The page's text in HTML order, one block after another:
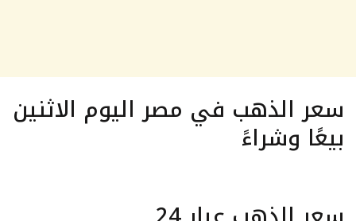
سعر الذهب في مصر اليوم الاثنين
بيعًا وشراءً